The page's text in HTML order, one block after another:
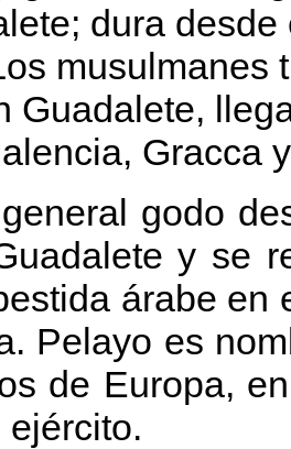
dura
musulmanes
Guadalete,
Gracca
godo
y se
árabe en
Pelayo es
de Europa,
ejército.